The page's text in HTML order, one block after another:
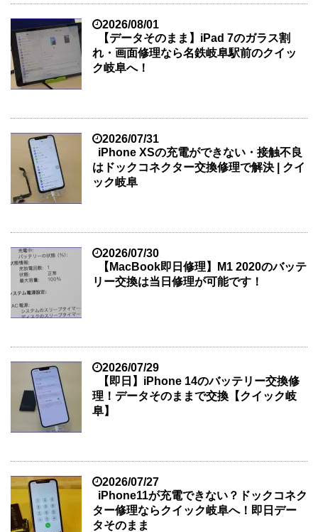
2026/08/01
【データそのまま】iPad 7のガラス割
れ・画面修理なら名鉄岐阜駅前のクイッ
ク岐阜へ！
2026/07/31
iPhone XSの充電ができない・接触不良
はドックコネクター交換修理で解決 | クイ
ック岐阜
2026/07/30
【MacBook即日修理】M1 2020のバッテ
リー交換は当日修理が可能です！
2026/07/29
【即日】iPhone 14のバッテリー交換修
理！データそのままで交換【クイック岐
阜】
2026/07/27
iPhone11が充電できない？ドックコネク
ター修理ならクイック岐阜へ！即日デー
タそのまま